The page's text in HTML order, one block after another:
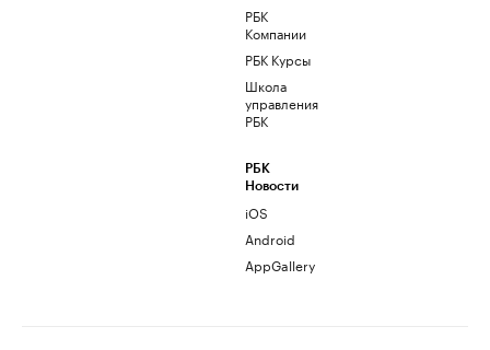
РБК
Компании
РБК Курсы
Школа
управления
РБК
РБК
Новости
iOS
Android
AppGallery